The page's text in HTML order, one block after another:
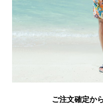
ご注文確定か